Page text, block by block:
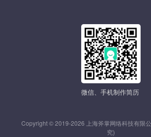
微信、手机制作简历
Copyright © 2019-2026 上海斧掌网络科技有限
究)